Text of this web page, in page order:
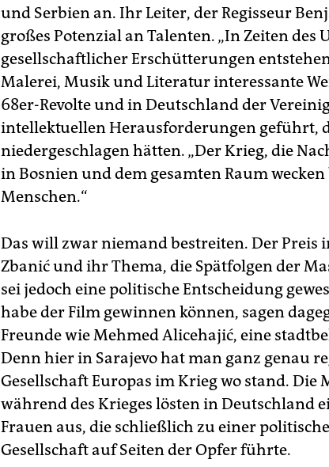
und Serbien an. Ihr Leiter, der Regisseur
großes Potenzial an Talenten. „In Zeiten des
gesellschaftlicher Erschütterungen
Malerei, Musik und Literatur interessante
68er-Revolte und in Deutschland der
intellektuellen Herausforderungen geführt,
niedergeschlagen hätten. „Der Krieg, die
in Bosnien und dem gesamten Raum
Menschen.“
Das will zwar niemand bestreiten. Der Preis
Zbanić und ihr Thema, die Spätfolgen der
sei jedoch eine politische Entscheidung
habe der Film gewinnen können, sagen
Freunde wie Mehmed Alicehajić, eine
Denn hier in Sarajevo hat man ganz genau
Gesellschaft Europas im Krieg wo stand. Die
während des Krieges lösten in Deutschland
Frauen aus, die schließlich zu einer
Gesellschaft auf Seiten der Opfer führte.